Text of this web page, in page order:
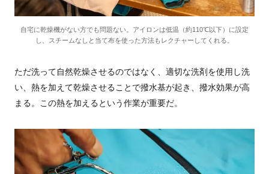
自宅に乾燥機がない方でも問題ない。アイロンは低温（約110℃以下）に設定
し、スチームなしと当て布を使った方法もレクチャーしてくれる。
ただ洗って自然乾燥させるのではなく、適切な洗剤を使用し洗
い、熱を加えて乾燥させることで撥水基が起き、撥水効果が高
まる。この熱を加えるという作業が重要だ。